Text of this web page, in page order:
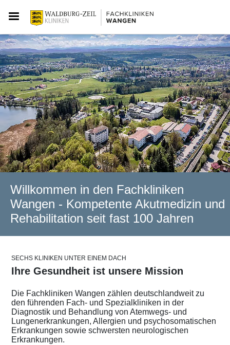
Willkommen in den Fachkliniken
Wangen - Kompetente Akutmedizin und
Rehabilitation seit fast 100 Jahren
SECHS KLINIKEN UNTER EINEM DACH
Ihre Gesundheit ist unsere Mission
Die Fachkliniken Wangen zählen deutschlandweit zu
den führenden Fach- und Spezialkliniken in der
Diagnostik und Behandlung von Atemwegs- und
Lungenerkrankungen, Allergien und psychosomatischen
Erkrankungen sowie schwersten neurologischen
Erkrankungen.